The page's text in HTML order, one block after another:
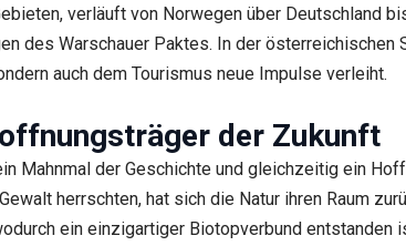
verläuft von Norwegen über Deutschland
des Warschauer Paktes. In der
auch dem Tourismus neue Impulse verleiht.
der Zukunft
Mahnmal der Geschichte und gleichzeitig ein
herrschten, hat sich die Natur ihren Raum
ein einzigartiger Biotopverbund entstanden